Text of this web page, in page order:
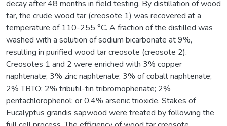
decay after 48 months in field testing. By distillation of wood
tar, the crude wood tar (creosote 1) was recovered at a
temperature of 110-255 °C. A fraction of the distilled was
washed with a solution of sodium bicarbonate at 9%,
resulting in purified wood tar creosote (creosote 2).
Creosotes 1 and 2 were enriched with 3% copper
naphtenate; 3% zinc naphtenate; 3% of cobalt naphtenate;
2% TBTO; 2% tributil-tin tribromophenate; 2%
pentachlorophenol; or 0.4% arsenic trioxide. Stakes of
Eucalyptus grandis sapwood were treated by following the